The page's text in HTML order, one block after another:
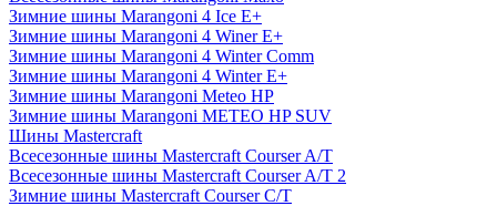
Зимние шины Marangoni 4 Ice E+
Зимние шины Marangoni 4 Winer E+
Зимние шины Marangoni 4 Winter Comm
Зимние шины Marangoni 4 Winter E+
Зимние шины Marangoni Meteo HP
Зимние шины Marangoni METEO HP SUV
Шины Mastercraft
Всесезонные шины Mastercraft Courser A/T
Всесезонные шины Mastercraft Courser A/T 2
Зимние шины Mastercraft Courser C/T